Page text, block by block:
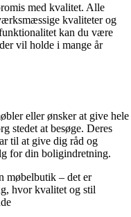
med kvalitet. Alle
kvaliteter og
kan du være
vil holde i mange år
eller ønsker at give hele
stedet at besøge. Deres
til at give dig råd og
for din boligindretning.
møbelbutik – det er
hvor kvalitet og stil